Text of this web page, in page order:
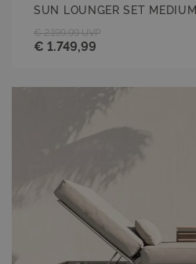
SUN LOUNGER SET MEDIUM
€ 1.749,99
€ 2.199,99 UVP